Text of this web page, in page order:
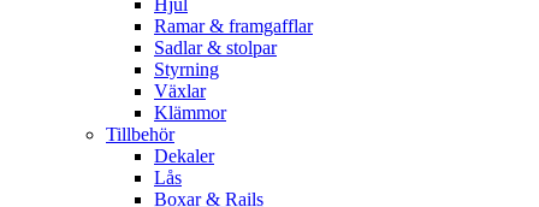
Ramar & framgafflar
Sadlar & stolpar
Styrning
Växlar
Klämmor
Tillbehör
Dekaler
Lås
Boxar & Rails